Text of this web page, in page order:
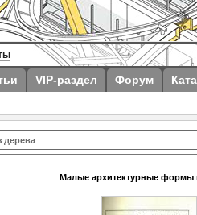
VIP-раздел Форум
дерева
Малые архитектурные формы